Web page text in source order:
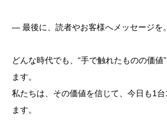
― 最後に、読者やお客様へメッセージを。
どんな時代でも、“手で触れたものの価値
ます。
私たちは、その価値を信じて、今日も1
ます。